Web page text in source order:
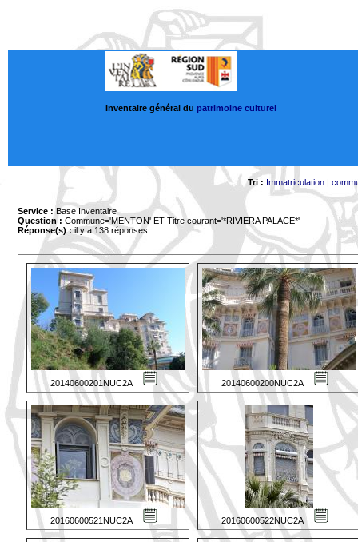
Inventaire général du patrimoine culturel
Tri : Immatriculation|
Service : Base Inventaire
Question : Commune='MENTON' ET Titre courant='*RIVIERA PALACE*'
Réponse(s) :il y a 138 réponses
20140600201NUC2A 20140600200NUC2A
20160600521NUC2A 20160600522NUC2A